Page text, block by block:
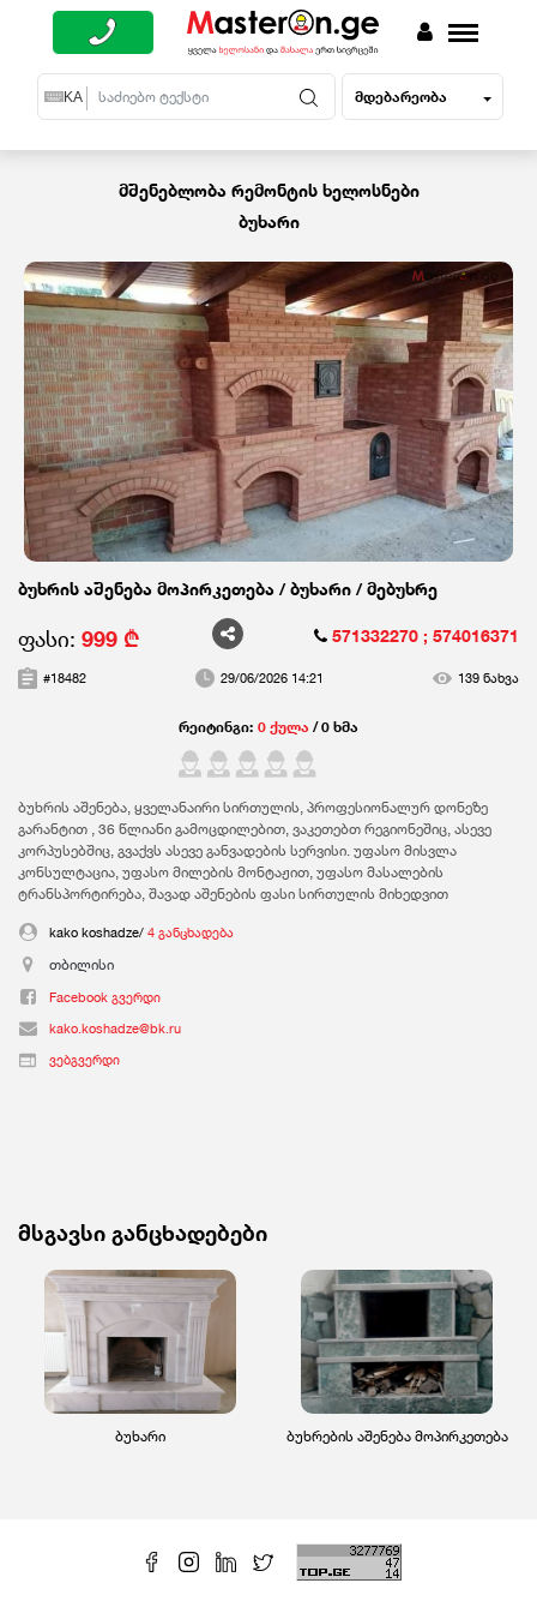
EN KA RU მდებარეობა
მშენებლობა რემონტის ხელოსნები
ბუხარი
ბუხრის აშენება მოპირკეთება / ბუხარი / მებუხრე
ფასი: 999 ₾ 571332270 ; 574016371
#18482 29/06/2026 14:21 139 ნახვა
რეიტინგი: 0 ქულა / 0 ხმა
ბუხრის აშენება, ყველანაირი სირთულის, პროფესიონალურ დონეზე
გარანტით , 36 წლიანი გამოცდილებით, ვაკეთებთ რეგიონეშიც, ასევე
კორპუსებშიც, გვაქვს ასევე განვადების სერვისი. უფასო მისვლა
კონსულტაცია, უფასო მილების მონტაჟით, უფასო მასალების
ტრანსპორტირება, შავად აშენების ფასი სირთულის მიხედვით
kako koshadze/ 4 განცხადება
თბილისი
Facebook გვერდი
kako.koshadze@bk.ru
ვებგვერდი
მსგავსი განცხადებები
ბუხარი ბუხრების აშენება მოპირკეთება